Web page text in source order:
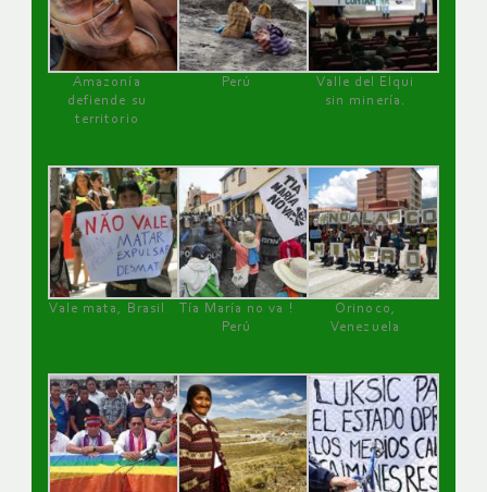
Amazonía
defiende su
territorio
Perú
Valle del Elqui
sin minería.
Vale mata, Brasil
Tía María no va !
Perú
Orinoco,
Venezuela